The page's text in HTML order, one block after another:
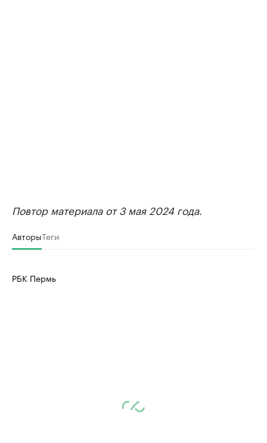
Повтор материала от 3 мая 2024 года.
АвторыТеги
РБК Пермь